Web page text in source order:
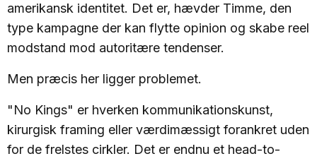
amerikansk identitet. Det er, hævder Timme, den
type kampagne der kan flytte opinion og skabe reel
modstand mod autoritære tendenser.
Men præcis her ligger problemet.
"No Kings" er hverken kommunikationskunst,
kirurgisk framing eller værdimæssigt forankret uden
for de frelstes cirkler. Det er endnu et head-to-